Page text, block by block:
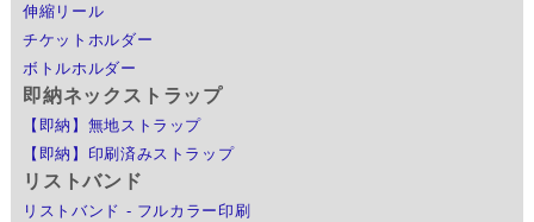
伸縮リール
チケットホルダー
ボトルホルダー
即納ネックストラップ
【即納】無地ストラップ
【即納】印刷済みストラップ
リストバンド
リストバンド - フルカラー印刷